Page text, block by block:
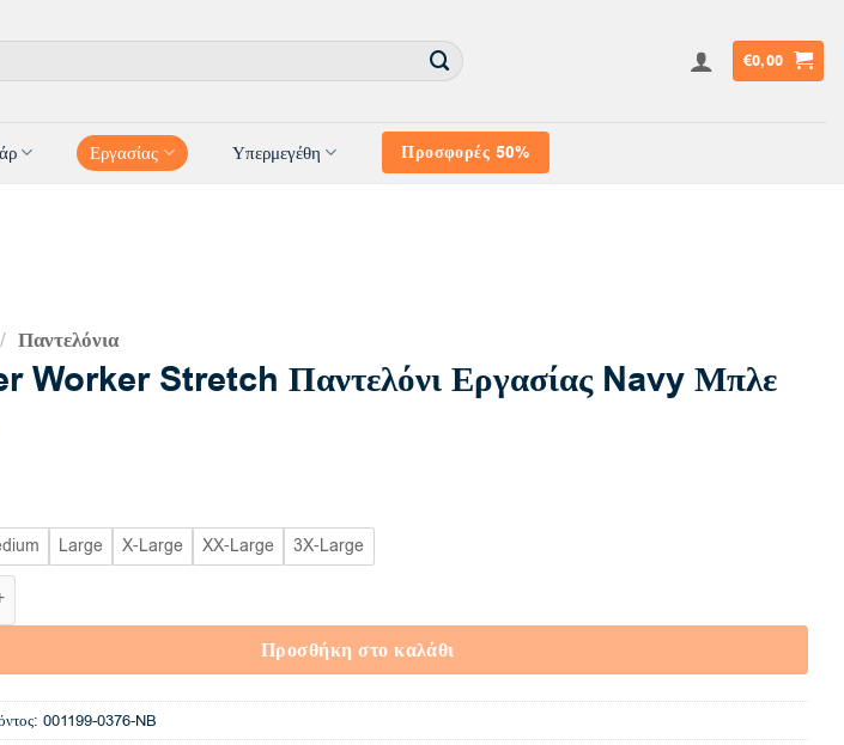
€0,00
Εργασίας Υπερμεγέθη Προσφορές 50%
/ Παντελόνια
Worker Stretch Παντελόνι Εργασίας Navy Μπλε
Large X-Large XX-Large 3X-Large
Stretch Παντελόνι Εργασίας Navy Μπλε ποσότητα
Προσθήκη στο καλάθι
001199-0376-NB